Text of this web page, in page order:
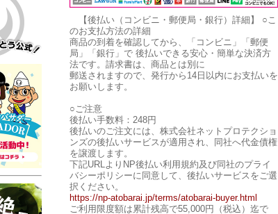
【後払い（コンビニ・郵便局・銀行）詳細】
○こ
のお支払方法の詳細
商品の到着を確認してから、「コンビニ」「郵便
局」「銀行」で 後払いできる安心・簡単な決済方
法です。請求書は、商品とは別に
郵送されますので、発行から14日以内にお支払いを
お願いします。
○ご注意
後払い手数料：248円
後払いのご注文には、株式会社ネットプロテクショ
ンズの後払いサービスが適用され、同社へ代金債権
を譲渡します。
下記URLよりNP後払い利用規約及び同社のプライ
バシーポリシーに同意して、後払いサービスをご選
択ください。
https://np-atobarai.jp/terms/atobarai-buyer.html
ご利用限度額は累計残高で55,000円（税込）迄で